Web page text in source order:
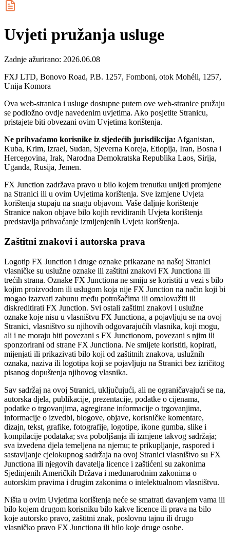
Uvjeti pružanja usluge
Zadnje ažurirano: 2026.06.08
FXJ LTD, Bonovo Road, P.B. 1257, Fomboni, otok Mohéli, 1257,
Unija Komora
Ova web-stranica i usluge dostupne putem ove web-stranice pružaju
se podložno ovdje navedenim uvjetima. Ako posjetite Stranicu,
pristajete biti obvezani ovim Uvjetima korištenja.
Ne prihvaćamo korisnike iz sljedećih jurisdikcija: Afganistan,
Kuba, Krim, Izrael, Sudan, Sjeverna Koreja, Etiopija, Iran, Bosna i
Hercegovina, Irak, Narodna Demokratska Republika Laos, Sirija,
Uganda, Rusija, Jemen.
FX Junction zadržava pravo u bilo kojem trenutku unijeti promjene
na Stranici ili u ovim Uvjetima korištenja. Sve izmjene Uvjeta
korištenja stupaju na snagu objavom. Vaše daljnje korištenje
Stranice nakon objave bilo kojih revidiranih Uvjeta korištenja
predstavlja prihvaćanje izmijenjenih Uvjeta korištenja.
Zaštitni znakovi i autorska prava
Logotip FX Junction i druge oznake prikazane na našoj Stranici
vlasničke su uslužne oznake ili zaštitni znakovi FX Junctiona ili
trećih strana. Oznake FX Junctiona ne smiju se koristiti u vezi s bilo
kojim proizvodom ili uslugom koja nije FX Junction na način koji bi
mogao izazvati zabunu među potrošačima ili omalovažiti ili
diskreditirati FX Junction. Svi ostali zaštitni znakovi i uslužne
oznake koje nisu u vlasništvu FX Junctiona, a pojavljuju se na ovoj
Stranici, vlasništvo su njihovih odgovarajućih vlasnika, koji mogu,
ali i ne moraju biti povezani s FX Junctionom, povezani s njim ili
sponzorirani od strane FX Junctiona. Ne smijete koristiti, kopirati,
mijenjati ili prikazivati bilo koji od zaštitnih znakova, uslužnih
oznaka, naziva ili logotipa koji se pojavljuju na Stranici bez izričitog
pisanog dopuštenja njihovog vlasnika.
Sav sadržaj na ovoj Stranici, uključujući, ali ne ograničavajući se na,
autorska djela, publikacije, prezentacije, podatke o cijenama,
podatke o trgovanjima, agregirane informacije o trgovanjima,
informacije o izvedbi, blogove, objave, korisničke komentare,
dizajn, tekst, grafike, fotografije, logotipe, ikone gumba, slike i
kompilacije podataka; sva poboljšanja ili izmjene takvog sadržaja;
sva izvedena djela temeljena na njemu; te prikupljanje, raspored i
sastavljanje cjelokupnog sadržaja na ovoj Stranici vlasništvo su FX
Junctiona ili njegovih davatelja licence i zaštićeni su zakonima
Sjedinjenih Američkih Država i međunarodnim zakonima o
autorskim pravima i drugim zakonima o intelektualnom vlasništvu.
Ništa u ovim Uvjetima korištenja neće se smatrati davanjem vama ili
bilo kojem drugom korisniku bilo kakve licence ili prava na bilo
koje autorsko pravo, zaštitni znak, poslovnu tajnu ili drugo
vlasničko pravo FX Junctiona ili bilo koje druge osobe.